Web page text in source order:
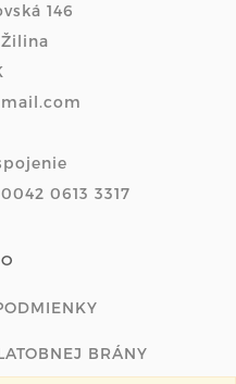
146
0613 3317
BRÁNY